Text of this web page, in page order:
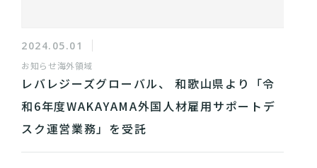
2024.05.01
お知らせ海外領域
レバレジーズグローバル、 和歌山県より「令
和6年度WAKAYAMA外国人材雇用サポートデ
スク運営業務」を受託